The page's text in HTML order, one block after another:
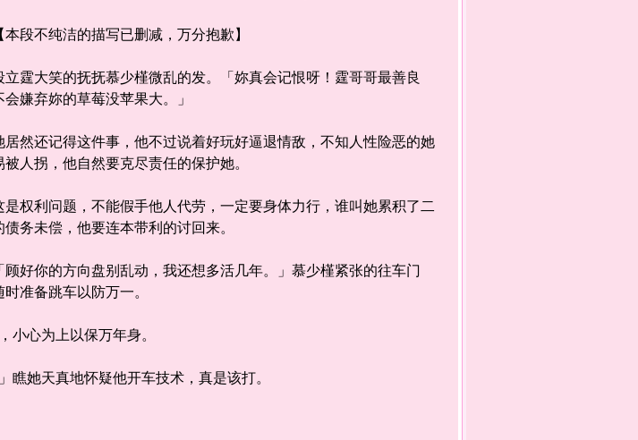
不纯洁的描写已删减，万分抱歉】
大笑的抚抚慕少槿微乱的发。「妳真会记恨呀！霆哥哥最善良
会嫌弃妳的草莓没苹果大。」
还记得这件事，他不过说着好玩好逼退情敌，不知人性险恶的她
被人拐，他自然要克尽责任的保护她。
利问题，不能假手他人代劳，一定要身体力行，谁叫她累积了二
债务未偿，他要连本带利的讨回来。
你的方向盘别乱动，我还想多活几年。」慕少槿紧张的往车门
时准备跳车以防万一。
小心为上以保万年身。
她天真地怀疑他开车技术，真是该打。